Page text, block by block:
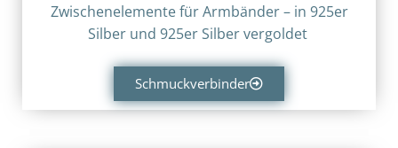
Zwischenelemente für Armbänder – in 925er
Silber und 925er Silber vergoldet
Schmuckverbinder